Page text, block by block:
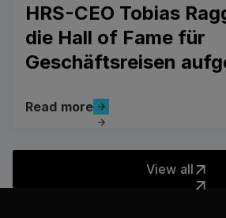
HRS-CEO Tobias
die Hall of Fame für
Geschäftsreisen
Read more
Read more
View all